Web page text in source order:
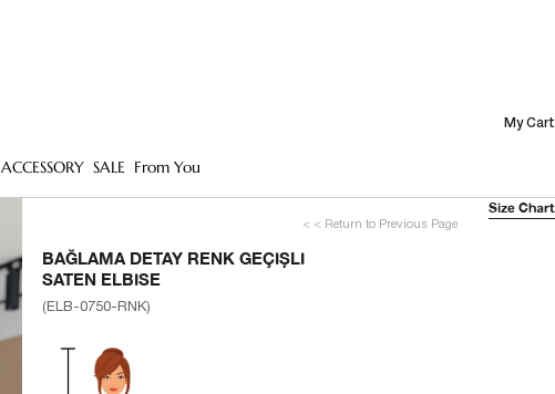
My Cart
ACCESSORY SALE From You
< < Return to Previous Page
BAĞLAMA DETAY RENK GEÇIŞLI
SATEN ELBISE
(ELB-0750-RNK)
Size Chart